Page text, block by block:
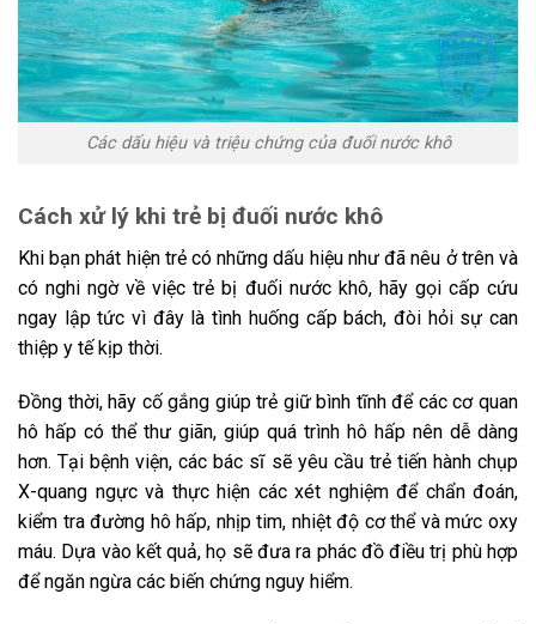
Các dấu hiệu và triệu chứng của đuối nước khô
Cách xử lý khi trẻ bị đuối nước khô
Khi bạn phát hiện trẻ có những dấu hiệu như đã nêu ở trên và
có nghi ngờ về việc trẻ bị đuối nước khô, hãy gọi cấp cứu
ngay lập tức vì đây là tình huống cấp bách, đòi hỏi sự can
thiệp y tế kịp thời.
Đồng thời, hãy cố gắng giúp trẻ giữ bình tĩnh để các cơ quan
hô hấp có thể thư giãn, giúp quá trình hô hấp nên dễ dàng
hơn. Tại bệnh viện, các bác sĩ sẽ yêu cầu trẻ tiến hành chụp
X-quang ngực và thực hiện các xét nghiệm để chẩn đoán,
kiểm tra đường hô hấp, nhịp tim, nhiệt độ cơ thể và mức oxy
máu. Dựa vào kết quả, họ sẽ đưa ra phác đồ điều trị phù hợp
để ngăn ngừa các biến chứng nguy hiểm.